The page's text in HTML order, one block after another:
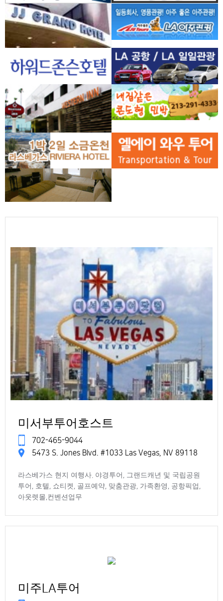
미서부투어호스트
702-465-9044
5473 S. Jones Blvd. #1033 Las Vegas, NV 89118
라스베가스 현지 여행사. 야경투어, 그랜드캐년 및 국립공원
투어, 호텔, 쇼티켓, 골프예약, 맞춤관광, 가족환영, 공항픽업,
아웃렛몰,컨벤션업무
미주LA투어